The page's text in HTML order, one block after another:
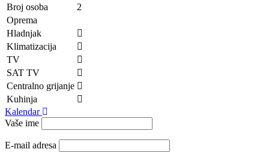
Broj osoba
2
Oprema
Hladnjak
Klimatizacija
TV
SAT TV
Centralno grijanje
Kuhinja
Kalendar
Vaše ime
E-mail adresa